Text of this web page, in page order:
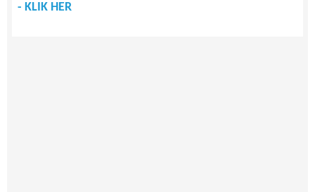
- KLIK HER